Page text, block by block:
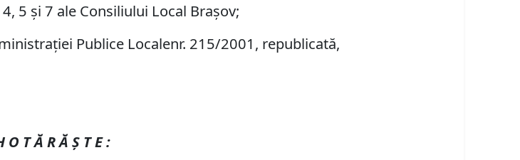
5 şi 7 ale Consiliului Local Braşov;
Publice Localenr. 215/2001, republicată,
O T Ă R Ă Ş T E :